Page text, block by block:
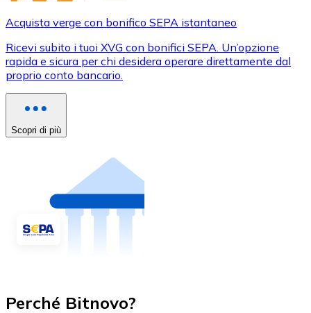
Acquista verge con bonifico SEPA istantaneo
Ricevi subito i tuoi XVG con bonifici SEPA. Un’opzione
rapida e sicura per chi desidera operare direttamente dal
proprio conto bancario.
Scopri di più
Perché Bitnovo?